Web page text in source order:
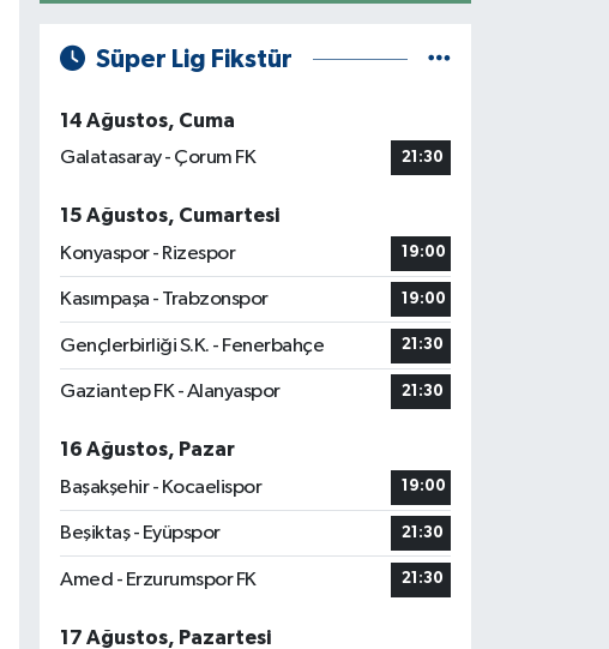
Süper Lig Fikstür
14 Ağustos, Cuma
Galatasaray - Çorum FK
21:30
15 Ağustos, Cumartesi
Konyaspor - Rizespor
19:00
Kasımpaşa - Trabzonspor 19:00
Gençlerbirliği S.K. - Fenerbahçe 21:30
Gaziantep FK - Alanyaspor 21:30
16 Ağustos, Pazar
Başakşehir - Kocaelispor
19:00
Beşiktaş - Eyüpspor 21:30
Amed - Erzurumspor FK 21:30
17 Ağustos, Pazartesi